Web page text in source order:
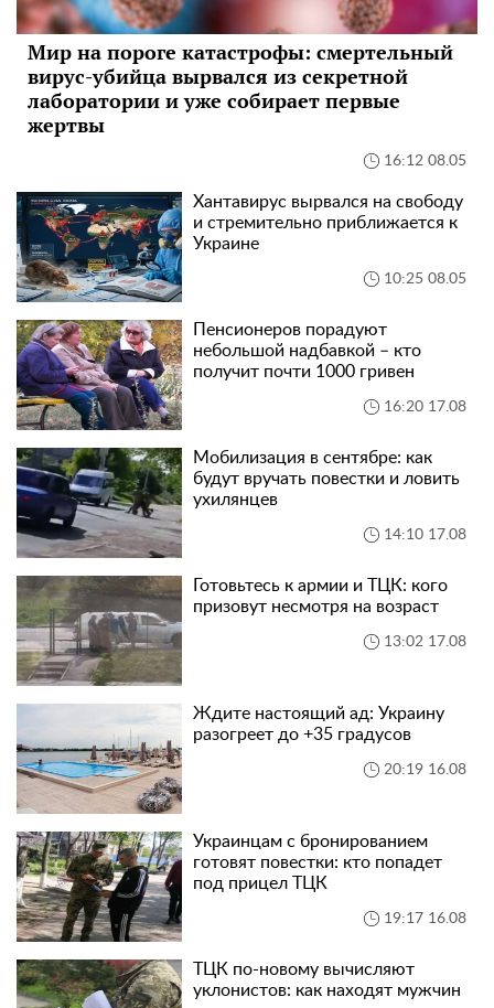
Мир на пороге катастрофы: смертельный
вирус-убийца вырвался из секретной
лаборатории и уже собирает первые
жертвы
16:12 08.05
Хантавирус вырвался на свободу
и стремительно приближается к
Украине
10:25 08.05
Пенсионеров порадуют
небольшой надбавкой – кто
получит почти 1000 гривен
16:20 17.08
Мобилизация в сентябре: как
будут вручать повестки и ловить
ухилянцев
14:10 17.08
Готовьтесь к армии и ТЦК: кого
призовут несмотря на возраст
13:02 17.08
Ждите настоящий ад: Украину
разогреет до +35 градусов
20:19 16.08
Украинцам с бронированием
готовят повестки: кто попадет
под прицел ТЦК
19:17 16.08
ТЦК по-новому вычисляют
уклонистов: как находят мужчин